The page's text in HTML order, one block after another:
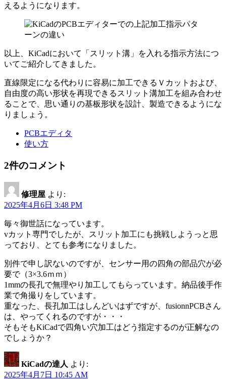
えるようになります。
以上、KiCadにおいて「スリット溝」を入れる指示方法につ
いてご紹介してきました。
直線限定になる代わりに容易に加工できるＶカット および、
自由度の高い形状を再現できるスリット溝加工を組み合わせ
ることで、思い通りの基板形状を設計、製造できるようにな
りましょう。
PCBエディタ
使い方
2件のコメント
修理屋 より:
2025年4月6日 3:48 PM
毎々御世話になっています。
vカット専門でしたが、スリット加工にも挑戦しようっと思
っており、とても参考になりました。
別件で申し訳ないのですが、センサー用の四角の部品穴が必
要で（3×3.6ｍｍ）
1mmの長孔で無理やり加工してもらっています。納品後手作
業で角撮りをしています。
重なった、長孔加工はしんどいはずですが、fusionnPCBさん
は、やってくれるのですが・・・
そもそもKiCadで四角い穴加工はどう指定するのが正解なの
でしょうか？
KiCadの達人 より:
2025年4月7日 10:45 AM